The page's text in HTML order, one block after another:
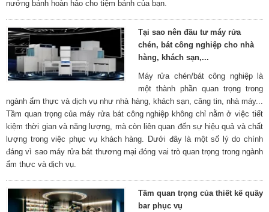
nướng bánh hoàn hảo cho tiệm bánh của bạn.
Tại sao nên đầu tư máy rửa
chén, bát công nghiệp cho nhà
hàng, khách sạn,...
Máy rửa chén/bát công nghiệp là
một thành phần quan trọng trong
ngành ẩm thực và dịch vụ như nhà hàng, khách sạn, căng tin, nhà máy...
Tầm quan trọng của máy rửa bát công nghiệp không chỉ nằm ở việc tiết
kiệm thời gian và năng lượng, mà còn liên quan đến sự hiệu quả và chất
lượng trong việc phục vụ khách hàng. Dưới đây là một số lý do chính
đáng vì sao máy rửa bát thương mại đóng vai trò quan trọng trong ngành
ẩm thực và dịch vụ.
Tầm quan trọng của thiết kế quầy
bar phục vụ